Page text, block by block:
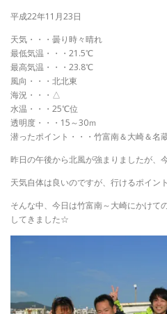
平成22年11月23日
天気・・・曇り時々晴れ
最低気温・・・21.5℃
最高気温・・・23.8℃
風向・・・北北東
海況・・・△
水温・・・25℃位
透明度・・・15～30ｍ
潜ったポイント・・・竹富南＆大崎＆名
昨日の午後から北風が強まりましたが、
天気自体は良いのですが、行けるポイン
そんな中、今日は竹富南～大崎にかけて
してきました☆